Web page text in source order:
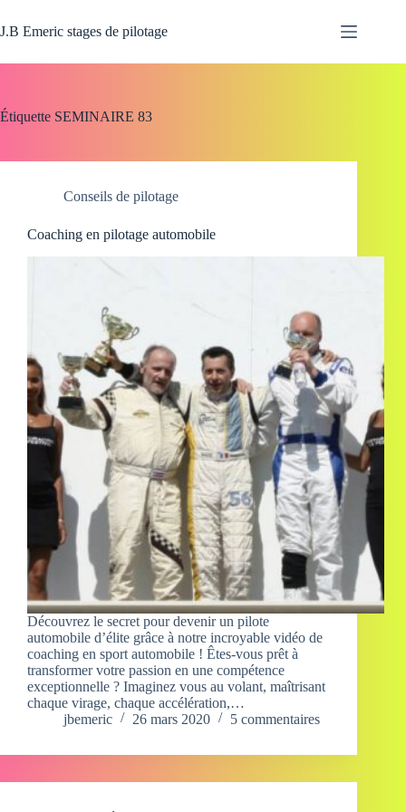
au
contenu
J.B Emeric stages de pilotage
Étiquette SEMINAIRE 83
Conseils de pilotage
Coaching en pilotage automobile
Découvrez le secret pour devenir un pilote
automobile d’élite grâce à notre incroyable vidéo de
coaching en sport automobile ! Êtes-vous prêt à
transformer votre passion en une compétence
exceptionnelle ? Imaginez vous au volant, maîtrisant
chaque virage, chaque accélération,…
jbemeric
26 mars 2020 5 commentaires